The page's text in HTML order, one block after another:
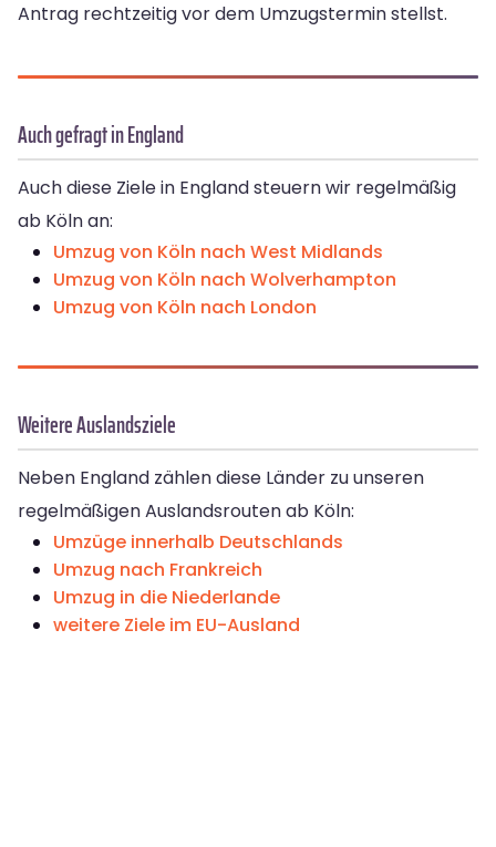
Antrag rechtzeitig vor dem Umzugstermin stellst.
Auch gefragt in England
Auch diese Ziele in England steuern wir regelmäßig
ab Köln an:
Umzug von Köln nach West Midlands
Umzug von Köln nach Wolverhampton
Umzug von Köln nach London
Weitere Auslandsziele
Neben England zählen diese Länder zu unseren
regelmäßigen Auslandsrouten ab Köln:
Umzüge innerhalb Deutschlands
Umzug nach Frankreich
Umzug in die Niederlande
weitere Ziele im EU-Ausland